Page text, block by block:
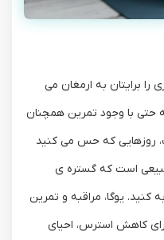
را برایتان به ارمغان می
حتی با وجود تمرین همچنان
روزهایی که حس می کنید
است که گستره ی
کنید. یوگا، مراقبه و تمرین
کاهش استرس، احیای